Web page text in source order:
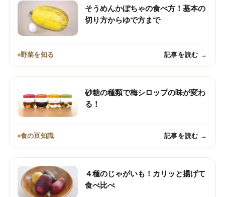
そうめんかぼちゃの食べ方！基本の
切り方からゆで方まで
野菜を知る 記事を読む →
砂糖の種類で梅シロップの味が変わ
る！
食の豆知識 記事を読む →
４種のじゃがいも！カリッと揚げて
食べ比べ